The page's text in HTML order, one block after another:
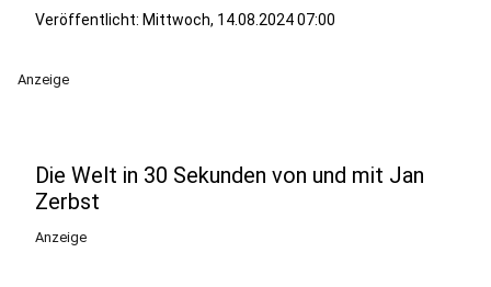
Veröffentlicht: Mittwoch, 14.08.2024 07:00
Anzeige
Die Welt in 30 Sekunden von und mit Jan
Zerbst
Anzeige